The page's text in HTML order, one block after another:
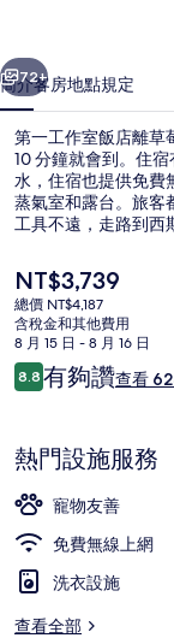
的
相
片
集
個 下一個
72+
簡介客房地點規定
第一工作室飯店離草
10 分鐘就會到。住
水，住宿也提供免費
蒸氣室和露台。旅客
工具不遠，走路到西
目
前
的
價
格
是
NT$3,739
總價 NT$4,187
含稅金和其他費用
8 月 15 日 - 8 月 16 日
評
論
8.88.8 分，滿分 10 分，
有夠讚查看
熱門設施服務
寵物友善
免費無線上網
洗衣設施
查看全部